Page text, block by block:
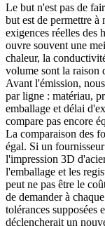
Le but n'est pas de
but est de permettre à
exigences réelles des
ouvre souvent une
chaleur, la
volume sont la raison
Avant l'émission,
par ligne : matériau,
emballage et délai
compare pas encore
La comparaison des
égal. Si un
l'impression 3D
l'emballage et les
peut ne pas être le
de demander à
tolérances supposées
déclencherait un